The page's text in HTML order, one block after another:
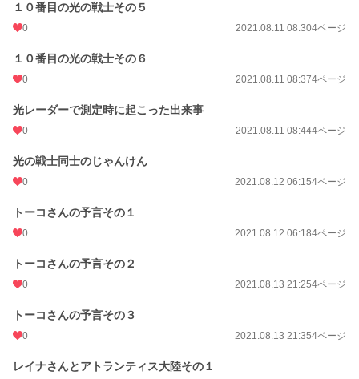
１０番目の光の戦士その５
0 2021.08.11 08:304ページ
１０番目の光の戦士その６
0 2021.08.11 08:374ページ
光レーダーで測定時に起こった出来事
0 2021.08.11 08:444ページ
光の戦士同士のじゃんけん
0 2021.08.12 06:154ページ
トーコさんの予言その１
0 2021.08.12 06:184ページ
トーコさんの予言その２
0 2021.08.13 21:254ページ
トーコさんの予言その３
0 2021.08.13 21:354ページ
レイナさんとアトランティス大陸その１